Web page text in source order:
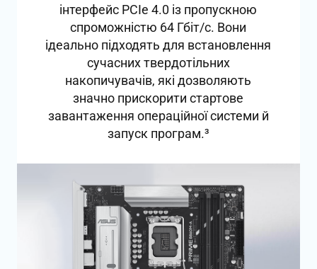
інтерфейс PCIe 4.0 із пропускною
спроможністю 64 Гбіт/с. Вони
ідеально підходять для встановлення
сучасних твердотільних
накопичувачів, які дозволяють
значно прискорити стартове
завантаження операційної системи й
запуск програм.3